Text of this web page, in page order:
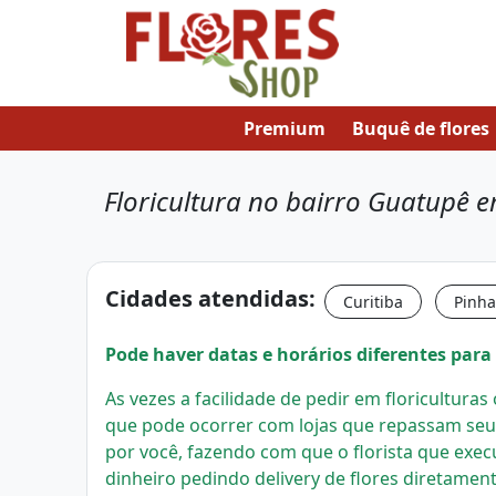
Premium Buquê de flores
Floricultura no bairro Guatupê
Cidades atendidas: Curitiba
Pode haver datas e horários diferentes
As vezes a facilidade de pedir em
que pode ocorrer com lojas que repassam
por você, fazendo com que o florista que
dinheiro pedindo delivery de flores